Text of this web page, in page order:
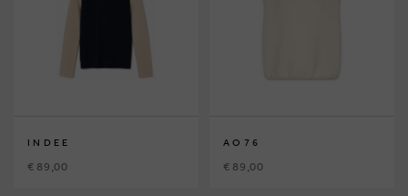
INDEE
€ 89,00
AO76
€ 89,00